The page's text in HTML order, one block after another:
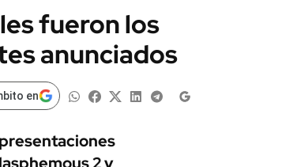
MUNDO
INFORMACIÓN GENERAL
LIFESTYLE
fueron los
anunciados
en